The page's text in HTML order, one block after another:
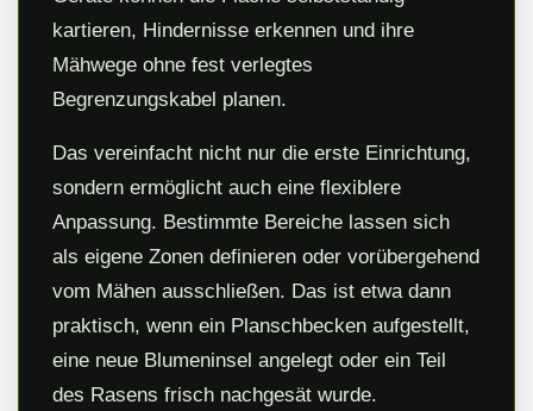
kartieren, Hindernisse erkennen und ihre
Mähwege ohne fest verlegtes
Begrenzungskabel planen.
Das vereinfacht nicht nur die erste Einrichtung,
sondern ermöglicht auch eine flexiblere
Anpassung. Bestimmte Bereiche lassen sich
als eigene Zonen definieren oder vorübergehend
vom Mähen ausschließen. Das ist etwa dann
praktisch, wenn ein Planschbecken aufgestellt,
eine neue Blumeninsel angelegt oder ein Teil
des Rasens frisch nachgesät wurde.